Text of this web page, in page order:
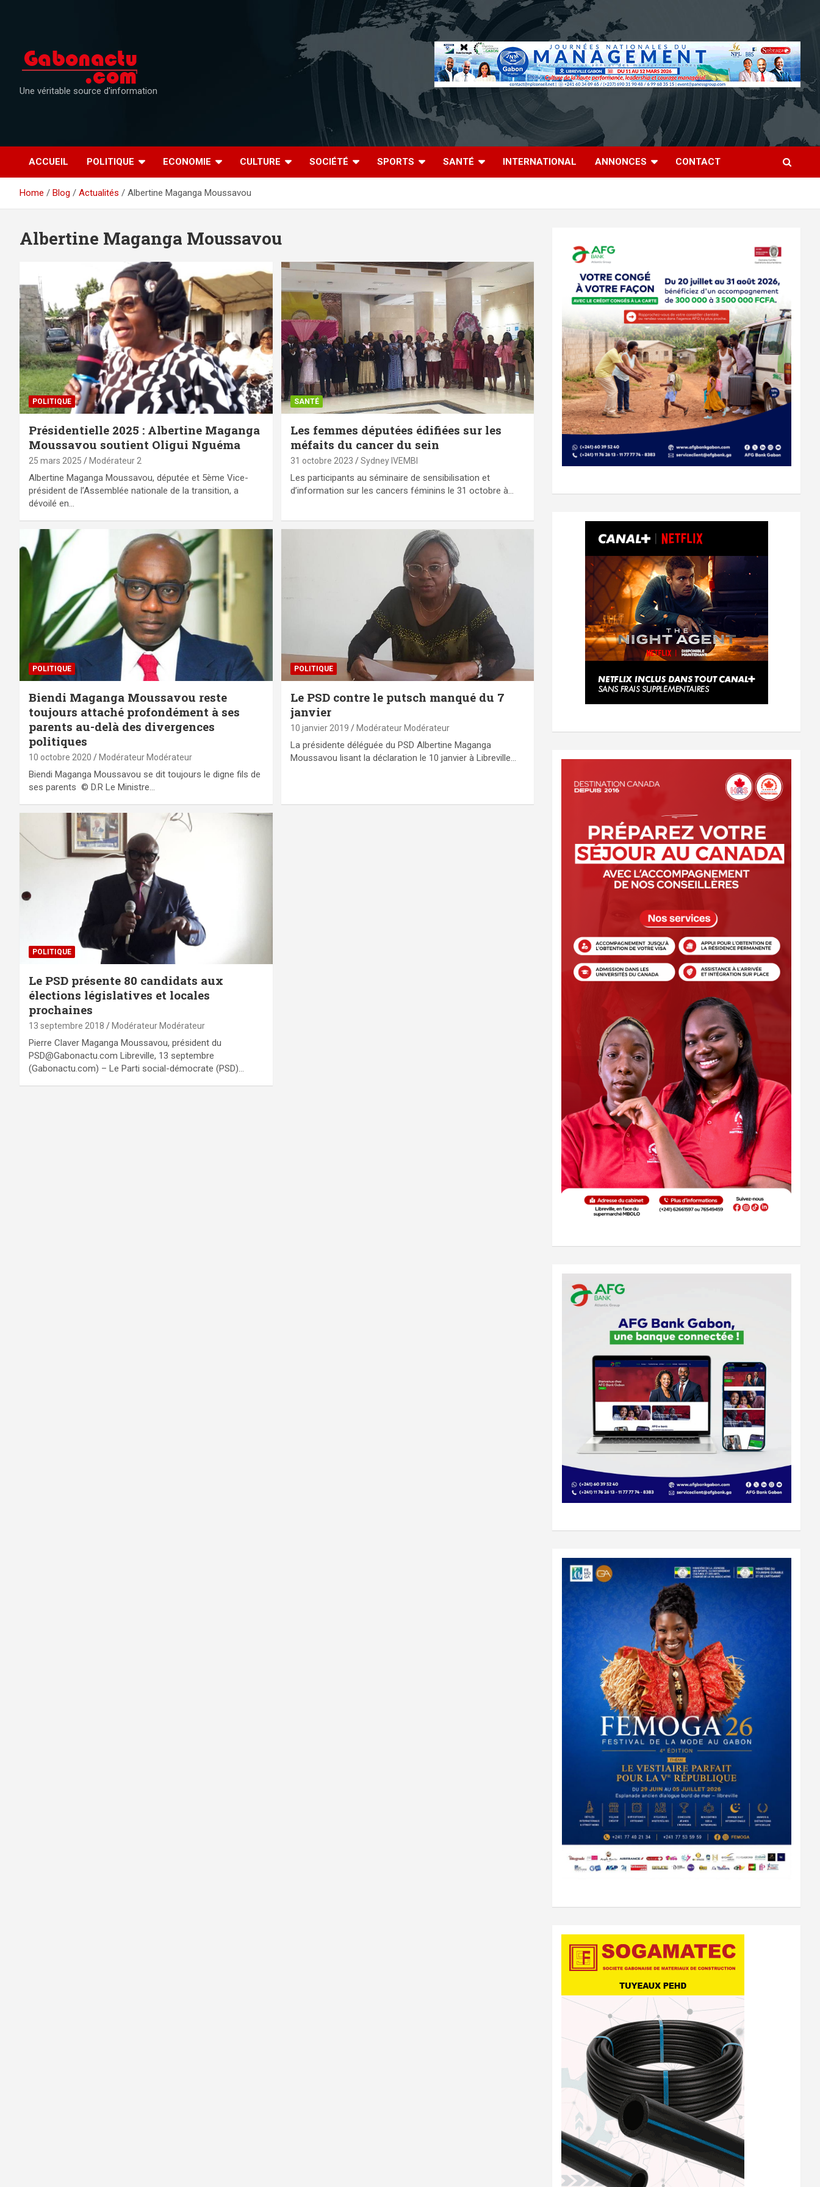
Une véritable source d'information
ACCUEIL POLITIQUE ECONOMIE CULTURE SOCIÉTÉ SPORTS SANTÉ INTERNATIONAL ANNONCES CONTACT
Home Blog Actualités Albertine Maganga Moussavou
Albertine Maganga Moussavou
POLITIQUE
Présidentielle 2025 : Albertine Maganga
Moussavou soutient Oligui Nguéma
25 mars 2025 Modérateur 2
Albertine Maganga Moussavou, députée et 5ème Vice-
président de l’Assemblée nationale de la transition, a
dévoilé en…
SANTÉ
Les femmes députées édifiées sur les
méfaits du cancer du sein
31 octobre 2023 Sydney IVEMBI
Les participants au séminaire de sensibilisation et
d’information sur les cancers féminins le 31 octobre à…
POLITIQUE
Biendi Maganga Moussavou reste
toujours attaché profondément à ses
parents au-delà des divergences
politiques
10 octobre 2020 Modérateur Modérateur
Biendi Maganga Moussavou se dit toujours le digne fils de
ses parents © D.R Le Ministre…
POLITIQUE
Le PSD contre le putsch manqué du 7
janvier
10 janvier 2019 Modérateur Modérateur
La présidente déléguée du PSD Albertine Maganga
Moussavou lisant la déclaration le 10 janvier à Libreville…
POLITIQUE
Le PSD présente 80 candidats aux
élections législatives et locales
prochaines
13 septembre 2018 Modérateur Modérateur
Pierre Claver Maganga Moussavou, président du
PSD@Gabonactu.com Libreville, 13 septembre
(Gabonactu.com) – Le Parti social-démocrate (PSD)…